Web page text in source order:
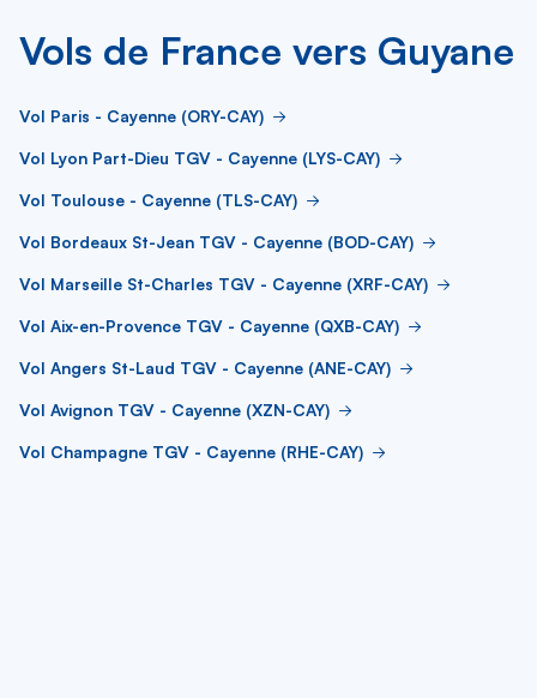
Vols de France vers Guyane
Vol Paris - Cayenne (ORY-CAY)
Vol Lyon Part-Dieu TGV - Cayenne (LYS-CAY)
Vol Toulouse - Cayenne (TLS-CAY)
Vol Bordeaux St-Jean TGV - Cayenne (BOD-CAY)
Vol Marseille St-Charles TGV - Cayenne (XRF-CAY)
Vol Aix-en-Provence TGV - Cayenne (QXB-CAY)
Vol Angers St-Laud TGV - Cayenne (ANE-CAY)
Vol Avignon TGV - Cayenne (XZN-CAY)
Vol Champagne TGV - Cayenne (RHE-CAY)